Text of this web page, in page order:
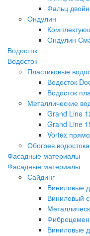
Фальц
Ондулин
Ондулин
Водосток
Водосток
Пластиковые
Водосток
Водосток
Металлические
Grand Line
Grand Line
Vortex
Обогрев водостока
Фасадные материалы
Фасадные материалы
Сайдинг
Виниловые
Виниловый
Виниловые